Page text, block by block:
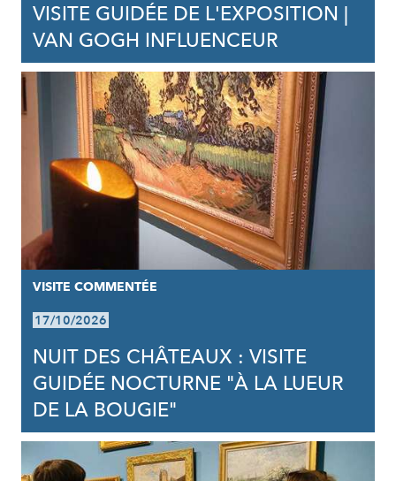
VISITE GUIDÉE DE L'EXPOSITION |
VAN GOGH INFLUENCEUR
VISITE COMMENTÉE
17/10/2026
NUIT DES CHÂTEAUX : VISITE
GUIDÉE NOCTURNE "À LA LUEUR
DE LA BOUGIE"